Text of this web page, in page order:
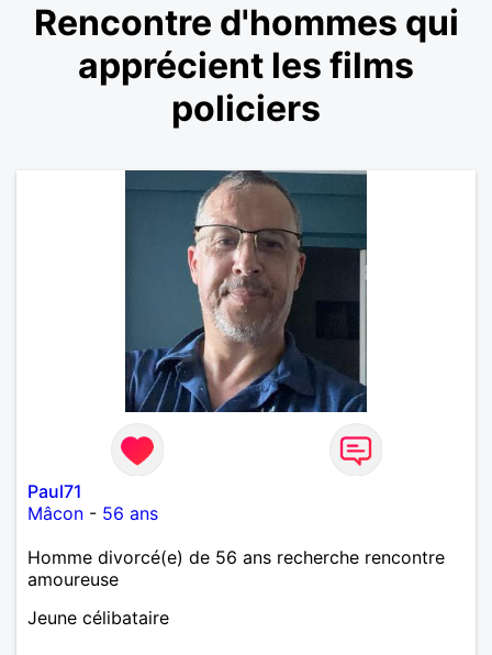
Rencontre d'hommes qui
apprécient les films
policiers
Paul71
Mâcon - 56 ans
Homme divorcé(e) de 56 ans recherche rencontre
amoureuse
Jeune célibataire